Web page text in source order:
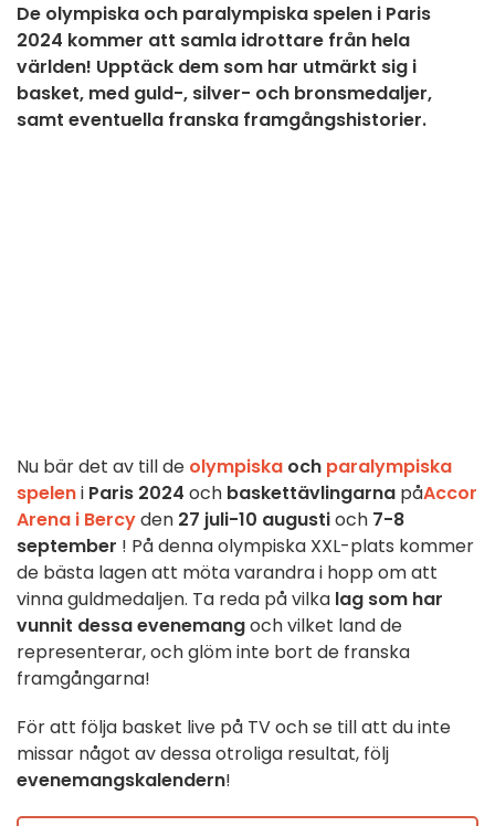
De olympiska och paralympiska spelen i Paris
2024 kommer att samla idrottare från hela
världen! Upptäck dem som har utmärkt sig i
basket, med guld-, silver- och bronsmedaljer,
samt eventuella franska framgångshistorier.
Nu bär det av till de olympiska och paralympiska
speleni Paris 2024 och baskettävlingarna påAccor
Arena i Bercyden 27 juli-10 augustioch 7-8
september ! På denna olympiska XXL-plats kommer
de bästa lagen att möta varandra i hopp om att
vinna guldmedaljen. Ta reda på vilka lag som har
vunnit dessa evenemangoch vilket land de
representerar, och glöm inte bort de franska
framgångarna!
För att följa basket live på TV och se till att du inte
missar något av dessa otroliga resultat, följ
evenemangskalendern!